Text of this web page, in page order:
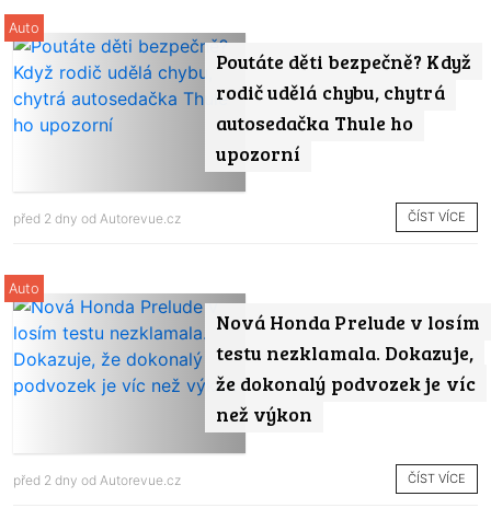
Poutáte děti bezpečně? Když
rodič udělá chybu, chytrá
autosedačka Thule ho
upozorní
Auto
před 2 dny od Autorevue.cz ČÍST VÍCE
Nová Honda Prelude v losím
testu nezklamala. Dokazuje,
že dokonalý podvozek je víc
než výkon
Auto
před 2 dny od Autorevue.cz ČÍST VÍCE